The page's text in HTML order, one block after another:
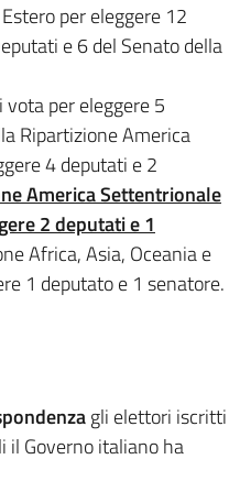
per eleggere 12
e 6 del Senato della
per eleggere 5
Ripartizione America
4 deputati e 2
America Settentrionale
2 deputati e 1
Africa, Asia, Oceania e
1 deputato e 1 senatore.
gli elettori iscritti
il Governo italiano ha